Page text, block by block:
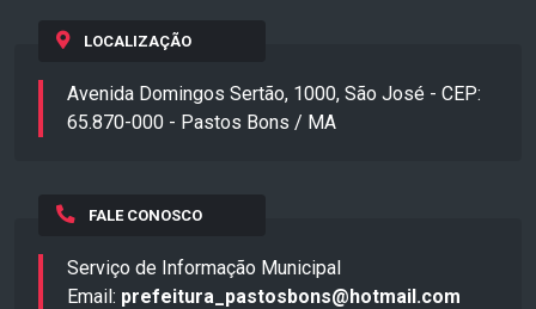
LOCALIZAÇÃO
Avenida Domingos Sertão, 1000, São José - CEP:
65.870-000 - Pastos Bons / MA
FALE CONOSCO
Serviço de Informação Municipal
Email: prefeitura_pastosbons@hotmail.com